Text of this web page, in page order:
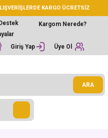
KARGO ÜCRETSİZ
Destek
Kargom Nerede?
Giriş Yap Üye Ol
ARA